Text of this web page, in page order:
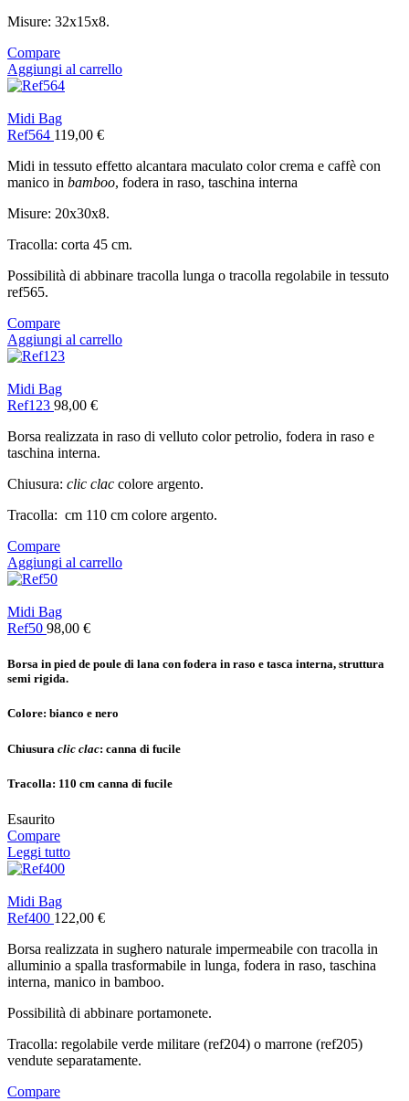
Misure: 32x15x8.
Compare
Aggiungi al carrello
Midi Bag
Ref564 119,00 €
Midi in tessuto effetto alcantara maculato color crema e caffè con
manico in bamboo, fodera in raso, taschina interna
Misure: 20x30x8.
Tracolla: corta 45 cm.
Possibilità di abbinare tracolla lunga o tracolla regolabile in tessuto
ref565.
Compare
Aggiungi al carrello
Midi Bag
Ref123 98,00 €
Borsa realizzata in raso di velluto color petrolio, fodera in raso e
taschina interna.
Chiusura: clic clac colore argento.
Tracolla: cm 110 cm colore argento.
Compare
Aggiungi al carrello
Midi Bag
Ref50 98,00 €
Borsa in pied de poule di lana con fodera in raso e tasca interna, struttura
semi rigida.
Colore: bianco e nero
Chiusura clic clac: canna di fucile
Tracolla: 110 cm canna di fucile
Esaurito
Compare
Leggi tutto
Midi Bag
Ref400 122,00 €
Borsa realizzata in sughero naturale impermeabile con tracolla in
alluminio a spalla trasformabile in lunga, fodera in raso, taschina
interna, manico in bamboo.
Possibilità di abbinare portamonete.
Tracolla: regolabile verde militare (ref204) o marrone (ref205)
vendute separatamente.
Compare